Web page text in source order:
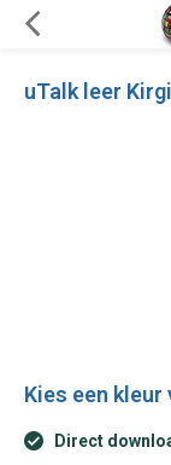
uTalk leer
Kies een
Direct